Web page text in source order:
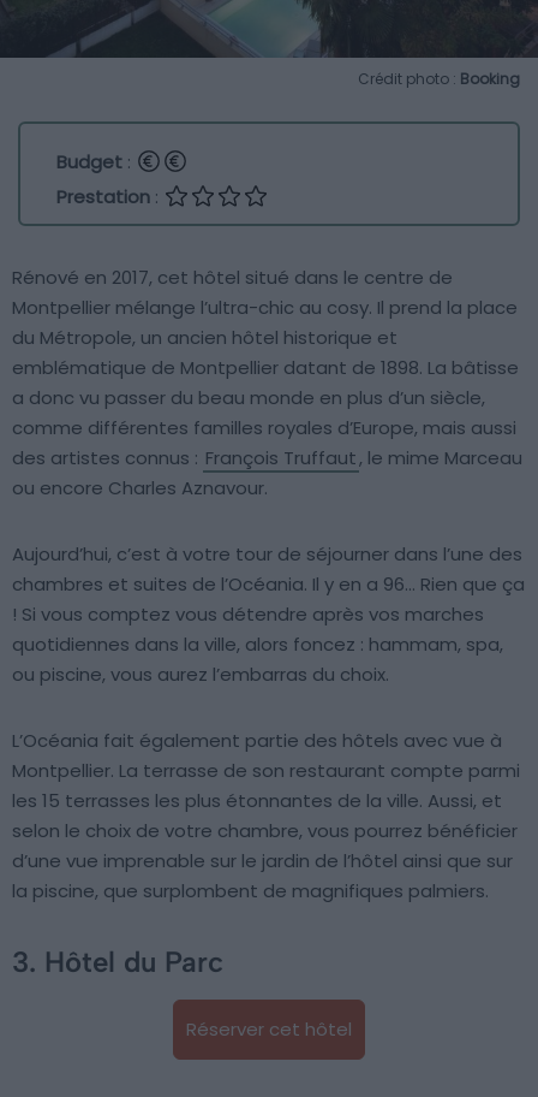
Crédit photo : Booking
Budget :
Prestation :
Rénové en 2017, cet hôtel situé dans le centre de
Montpellier mélange l’ultra-chic au cosy. Il prend la place
du Métropole, un ancien hôtel historique et
emblématique de Montpellier datant de 1898. La bâtisse
a donc vu passer du beau monde en plus d’un siècle,
comme différentes familles royales d’Europe, mais aussi
des artistes connus : François Truffaut, le mime Marceau
ou encore Charles Aznavour.
Aujourd’hui, c’est à votre tour de séjourner dans l’une des
chambres et suites de l’Océania. Il y en a 96… Rien que ça
! Si vous comptez vous détendre après vos marches
quotidiennes dans la ville, alors foncez : hammam, spa,
ou piscine, vous aurez l’embarras du choix.
L’Océania fait également partie des hôtels avec vue à
Montpellier. La terrasse de son restaurant compte parmi
les 15 terrasses les plus étonnantes de la ville. Aussi, et
selon le choix de votre chambre, vous pourrez bénéficier
d’une vue imprenable sur le jardin de l’hôtel ainsi que sur
la piscine, que surplombent de magnifiques palmiers.
3. Hôtel du Parc
Réserver cet hôtel